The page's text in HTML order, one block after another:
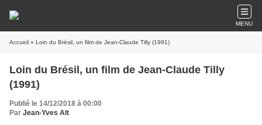
MENU
Accueil » Loin du Brésil, un film de Jean-Claude Tilly (1991)
Loin du Brésil, un film de Jean-Claude Tilly
(1991)
Publié le 14/12/2018 à 00:00
Par Jean-Yves Alt